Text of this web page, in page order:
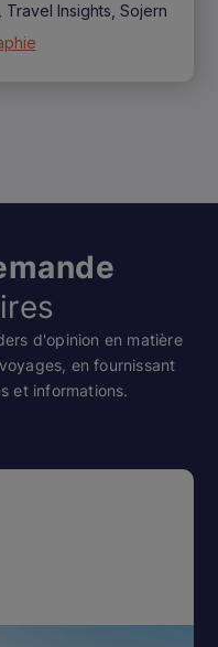
Insights, Sojern
d'opinion en matière
en fournissant
et informations.